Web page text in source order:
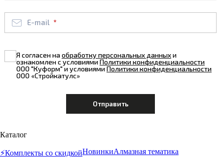
E-mail
Я согласен наобработку персональных данныхи
ознакомлен с условиямиПолитики конфиденциальности
ООО "Куформ" и условиямиПолитики конфиденциальности
ООО «Стройкатулс»
Каталог
⚡️Комплекты со скидкойНовинкиАлмазная тематика